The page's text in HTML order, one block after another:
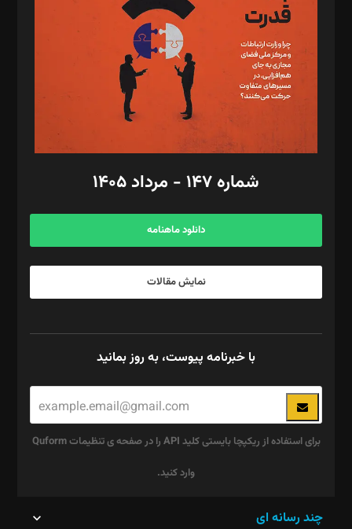
رستمی،مصطفی باستان
ویرایش: نگار استاد‌‌آقا
طراح یونیفرم: مجید توکلی
فیلمبرداری و عکاسی: امیر شفیعی، مانی لطفی زاده
گرافیک و صفحه‌آرایی: سید‌سبحان‌علی ثابت
مد‌یر توسعه تجاری: کامبیز برید‌
امور مالی: شاپور رهبری، محمد‌ کاظمی‌نیا
آگهی و مشترکین: ۰۹۱۹۹۹۹۰۴۵۴
شماره ۱۴۷ - مرداد ۱۴۰۵
دانلود ماهنامه
نمایش مقالات
با خبرنامه پیوست، به روز بمانید
برای استفاده از ریکپچا بایستی کلید API را در صفحه ی تنظیمات Quform
وارد کنید.
چند رسانه ای